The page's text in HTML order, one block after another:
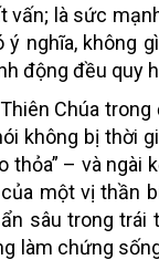
là sức
không gì
động đều quy
Chúa
không bị thời
– và ngài
của một vị thần
sâu trong
làm chứng